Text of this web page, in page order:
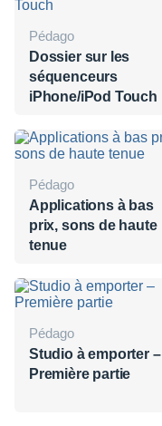
Pédago
Dossier sur les
séquenceurs
iPhone/iPod Touch
Pédago
Applications à bas
prix, sons de haute
tenue
Pédago
Studio à emporter –
Première partie